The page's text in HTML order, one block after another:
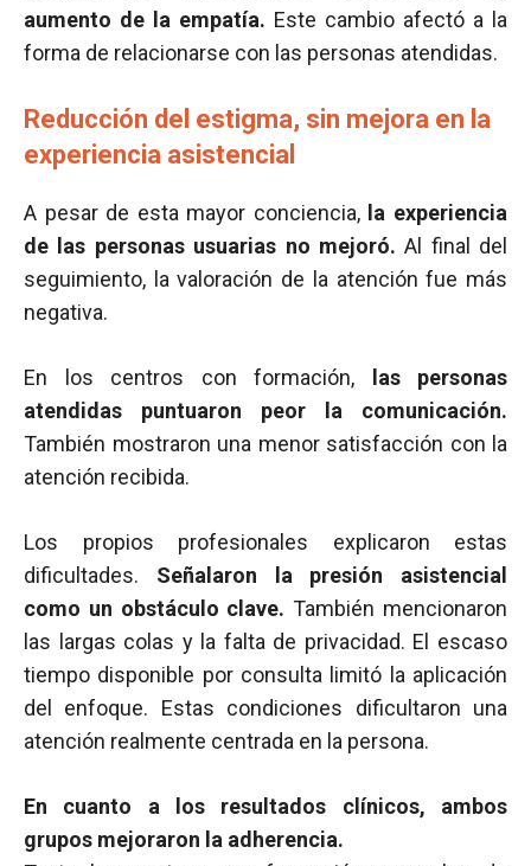
aumento de la empatía. Este cambio afectó a la
forma de relacionarse con las personas atendidas.
Reducción del estigma, sin mejora en la
experiencia asistencial
A pesar de esta mayor conciencia, la experiencia
de las personas usuarias no mejoró. Al final del
seguimiento, la valoración de la atención fue más
negativa.
En los centros con formación,
las personas
atendidas puntuaron peor la comunicación.
También mostraron una menor satisfacción con la
atención recibida.
Los propios profesionales explicaron estas
dificultades. Señalaron la presión asistencial
como un obstáculo clave. También mencionaron
las largas colas y la falta de privacidad. El escaso
tiempo disponible por consulta limitó la aplicación
del enfoque. Estas condiciones dificultaron una
atención realmente centrada en la persona.
En cuanto a los resultados clínicos, ambos
grupos mejoraron la adherencia.